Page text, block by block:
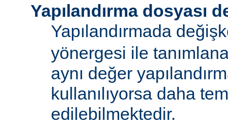
Yapılandırma dosyası
Yapılandırmada
yönergesi ile
aynı değer
kullanılıyorsa daha
edilebilmektedir.